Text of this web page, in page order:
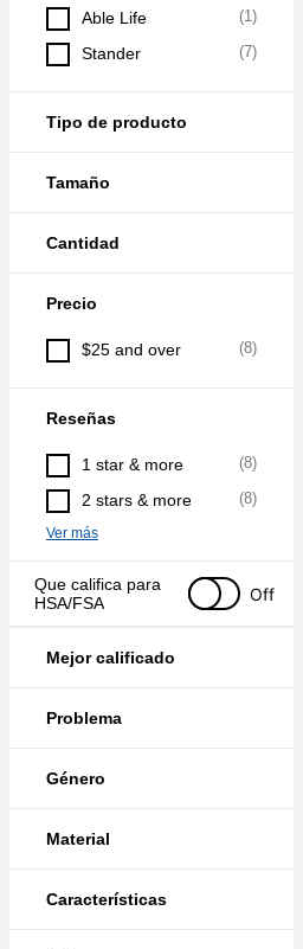
Able Life (1)
Stander (7)
Tipo de producto
Tamaño
Cantidad
Precio
$25 and over (8)
Reseñas
1 star & more (8)
2 stars & more (8)
Ver más
Que califica para
HSA/FSA
Off
Mejor calificado
Problema
Género
Material
Características